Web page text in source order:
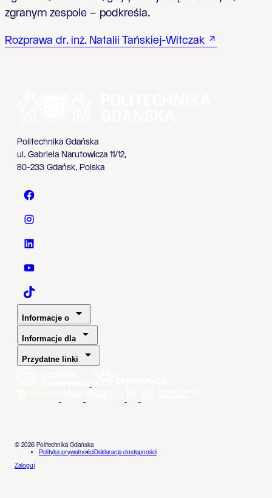
zgranym zespole – podkreśla.
Rozprawa dr. inż. Natalii Tańskiej-Witczak
Politechnika Gdańska
ul. Gabriela Narutowicza 11/12,
80-233 Gdańsk, Polska
Politechnika Gdańska - Facebook
Politechnika Gdańska - Instagram
Politechnika Gdańska - LinkedIn
Politechnika Gdańska - YouTube
Politechnika Gdańska - TaikTok
Informacje o
Informacje dla
Przydatne linki
© 2026 Politechnika Gdańska
Polityka prywatnościDeklaracja dostępności
Zaloguj